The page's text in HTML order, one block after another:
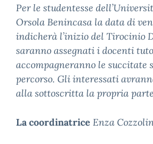
Per le studentesse
Orsola Benincasa la data di
indicherà l’inizio del Tirocinio
saranno assegnati i docenti
accompagneranno le succitate
percorso. Gli interessati
alla sottoscritta la propria
La coordinatrice Enza